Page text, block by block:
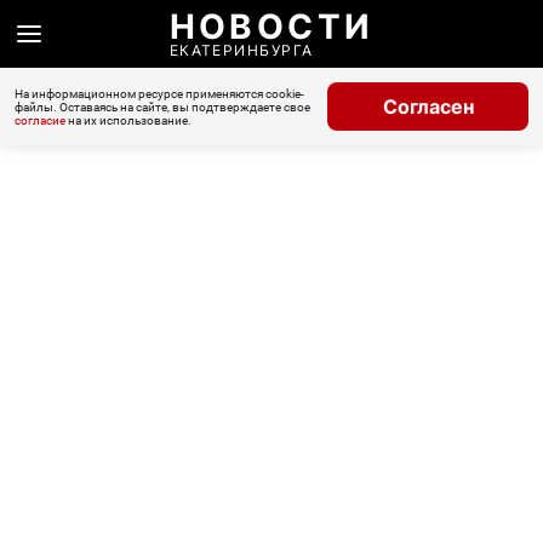
НОВОСТИ
ЕКАТЕРИНБУРГА
На информационном ресурсе применяются cookie-
файлы. Оставаясь на сайте, вы подтверждаете свое
согласиена их использование.
Согласен